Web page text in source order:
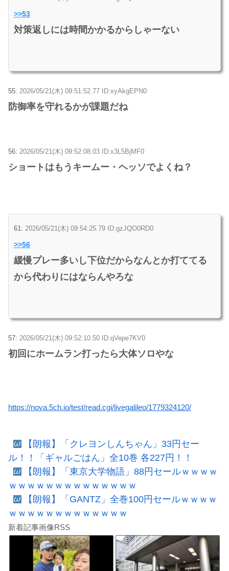
>>53
対策返しには時間かかるからしゃーない
55: 2026/05/21(木) 09:51:52.77 ID:xyAkgEPN0
防御率を守れるかが課題だね
56: 2026/05/21(木) 09:52:08.03 ID:x3L5BjMF0
ショートはもうキームー・ヘッソでよくね？
61: 2026/05/21(木) 09:54:25.79 ID:gzJQO0RD0
>>56
緩慢プレー多いし下位だからなんとか打ててる
から代わりにはならんやろな
57: 2026/05/21(木) 09:52:10.50 ID:qVepe7KV0
初回にホームラン打ったら大体ソロやな
https://nova.5ch.io/test/read.cgi/livegalileo/1779324120/
【朗報】「クレヨンしんちゃん」33円セー
ル！！「ギャルごはん」全10巻 各227円！！
【朗報】「東京大学物語」88円セールｗｗｗｗ
ｗｗｗｗｗｗｗｗｗｗｗｗｗｗ
【朗報】「GANTZ」全巻100円セールｗｗｗｗ
ｗｗｗｗｗｗｗｗｗｗｗｗｗ
新着記事画像RSS